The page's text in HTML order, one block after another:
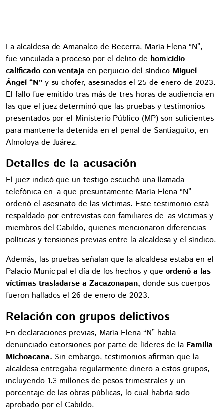
La alcaldesa de Amanalco de Becerra, María Elena “N”,
fue vinculada a proceso por el delito de homicidio
calificado con ventaja en perjuicio del síndico Miguel
Ángel “N” y su chofer, asesinados el 25 de enero de 2023.
El fallo fue emitido tras más de tres horas de audiencia en
las que el juez determinó que las pruebas y testimonios
presentados por el Ministerio Público (MP) son suficientes
para mantenerla detenida en el penal de Santiaguito, en
Almoloya de Juárez.
Detalles de la acusación
El juez indicó que un testigo escuchó una llamada
telefónica en la que presuntamente María Elena “N”
ordenó el asesinato de las víctimas. Este testimonio está
respaldado por entrevistas con familiares de las víctimas y
miembros del Cabildo, quienes mencionaron diferencias
políticas y tensiones previas entre la alcaldesa y el síndico.
Además, las pruebas señalan que la alcaldesa estaba en el
Palacio Municipal el día de los hechos y que ordenó a las
víctimas trasladarse a Zacazonapan, donde sus cuerpos
fueron hallados el 26 de enero de 2023.
Relación con grupos delictivos
En declaraciones previas, María Elena “N” había
denunciado extorsiones por parte de líderes de la Familia
Michoacana. Sin embargo, testimonios afirman que la
alcaldesa entregaba regularmente dinero a estos grupos,
incluyendo 1.3 millones de pesos trimestrales y un
porcentaje de las obras públicas, lo cual habría sido
aprobado por el Cabildo.